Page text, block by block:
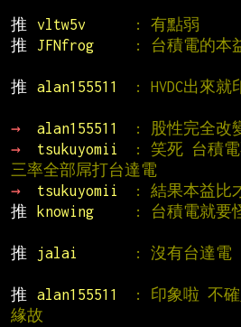
推
vltw5v : 有點弱
推
JFNfrog
: 台積電的本
推
alan155511
: HVDC出來
→
alan155511 : 股性完全改
→
tsukuyomii
: 笑死 台積電
三率全部屌打台達電
→
tsukuyomii : 結果本益比
推
knowing
: 台積電就要
推
jalai
: 沒有台達電
推
alan155511
: 印象啦 不確
緣故